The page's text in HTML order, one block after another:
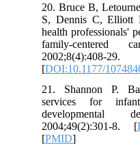
20. Bruce B,
S, Dennis C,
health professionals'
family-
2002;8(4):408-29.
[DOI:10.1177/
21. Shannon P.
services for
2004;49(2):301-
[PMID